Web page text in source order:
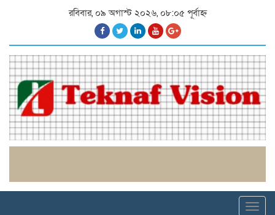
রবিবার, ০৯ অগাস্ট ২০২৬, ০৮:০৫ পূর্বাহ্ন